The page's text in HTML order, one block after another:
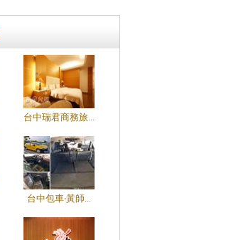
台中瑞君商務旅...
台中包車‧黃師...